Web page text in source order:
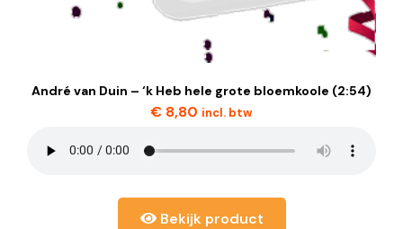
André van Duin – ‘k Heb hele grote bloemkoole (2:54)
€ 8,80 incl. btw
Bekijk product